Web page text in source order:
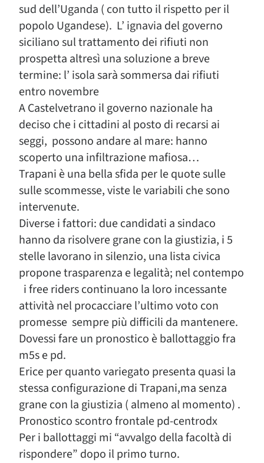
sud dell’Uganda ( con tutto il rispetto per il
popolo Ugandese). L’ ignavia del governo
siciliano sul trattamento dei rifiuti non
prospetta altresì una soluzione a breve
termine: l’ isola sarà sommersa dai rifiuti
entro novembre
A Castelvetrano il governo nazionale ha
deciso che i cittadini al posto di recarsi ai
seggi, possono andare al mare: hanno
scoperto una infiltrazione mafiosa…
Trapani è una bella sfida per le quote sulle
sulle scommesse, viste le variabili che sono
intervenute.
Diverse i fattori: due candidati a sindaco
hanno da risolvere grane con la giustizia, i 5
stelle lavorano in silenzio, una lista civica
propone trasparenza e legalità; nel contempo
i free riders continuano la loro incessante
attività nel procacciare l’ultimo voto con
promesse sempre più difficili da mantenere.
Dovessi fare un pronostico è ballottaggio fra
m5s e pd.
Erice per quanto variegato presenta quasi la
stessa configurazione di Trapani,ma senza
grane con la giustizia ( almeno al momento) .
Pronostico scontro frontale pd-centrodx
Per i ballottaggi mi “avvalgo della facoltà di
rispondere” dopo il primo turno.